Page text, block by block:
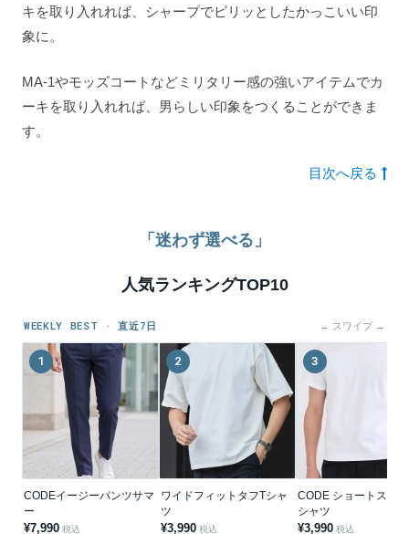
キを取り入れれば、シャープでピリッとしたかっこいい印
象に。
MA-1やモッズコートなどミリタリー感の強いアイテムでカ
ーキを取り入れれば、男らしい印象をつくることができま
す。
目次へ戻る
「迷わず選べる」
人気ランキングTOP10
WEEKLY BEST · 直近7日 ← スワイプ →
1
CODEイージーパンツサマ
ー
¥7,990 税込
2
ワイドフィットタフTシャ
ツ
¥3,990 税込
3
CODE ショートスリ
シャツ
¥3,990 税込